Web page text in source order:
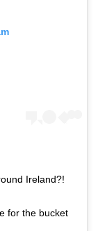
Ireland?!
for the bucket